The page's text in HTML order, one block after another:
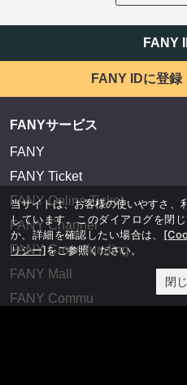
FANY
FANY IDに登録
FANYサービス
FANY
FANY Ticket
FANY Online Ticket
FANY Channel
FANY Crowdfunding
FANY Mall
FANY Commu
当サイトは、お客様の使いやすさ
しています。このダイアログを閉
か、詳細を確認したい場合は、
リシー]をご参照ください。
閉